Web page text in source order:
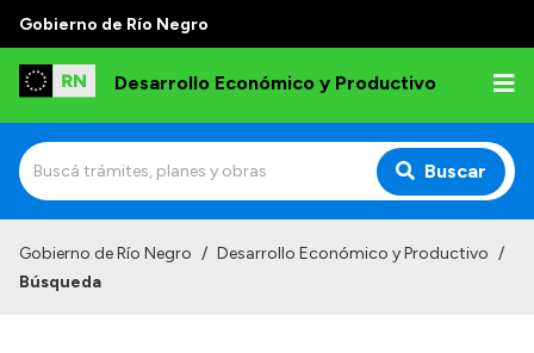
Gobierno de Río Negro
Desarrollo Económico y Productivo
Buscar
Gobierno de Río Negro / Desarrollo Económico y Productivo /
Búsqueda